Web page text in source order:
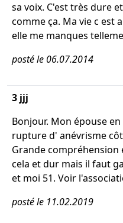
sa voix. C'est très dure
comme ça. Ma vie c est
elle me manques
posté le 06.07.2014
3 jjj
Bonjour. Mon épouse
rupture d' anévrisme
Grande
cela et dur mais il faut
et moi 51. Voir
posté le 11.02.2019